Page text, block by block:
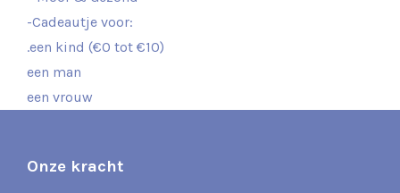
-Cadeautje voor:
.een kind (€0 tot €10)
een man
een vrouw
Onze kracht